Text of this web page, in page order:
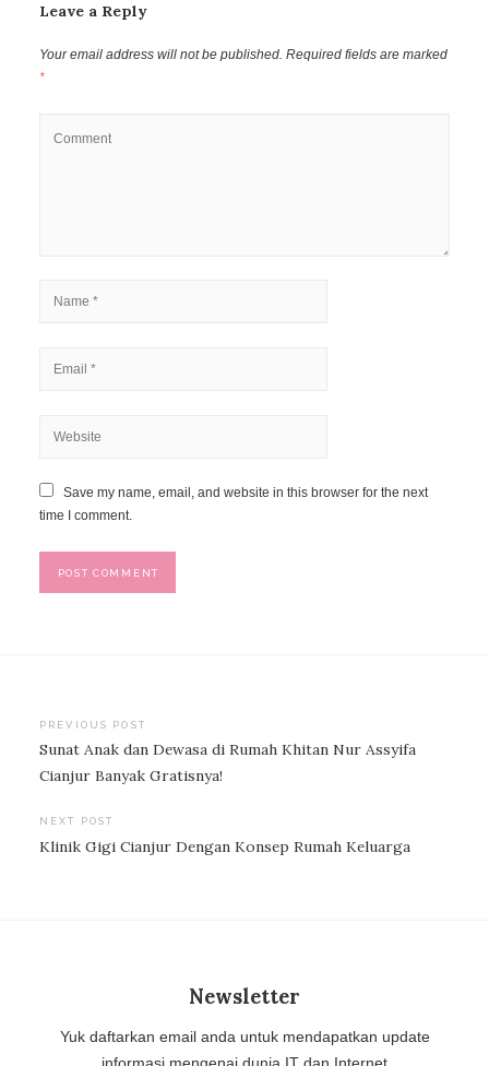
Leave a Reply
Your email address will not be published. Required fields are marked
*
Save my name, email, and website in this browser for the next
time I comment.
Post
navigation
PREVIOUS POST
Sunat Anak dan Dewasa di Rumah Khitan Nur Assyifa
Cianjur Banyak Gratisnya!
NEXT POST
Klinik Gigi Cianjur Dengan Konsep Rumah Keluarga
Newsletter
Yuk daftarkan email anda untuk mendapatkan update